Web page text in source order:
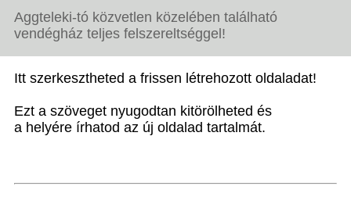
Aggteleki-tó közvetlen közelében található
vendégház teljes felszereltséggel!
Itt szerkesztheted a frissen létrehozott oldaladat!
Ezt a szöveget nyugodtan kitörölheted és
a helyére írhatod az új oldalad tartalmát.